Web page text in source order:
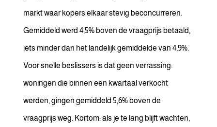
markt waar kopers elkaar stevig beconcurreren.
Gemiddeld werd 4,5% boven de vraagprijs betaald,
iets minder dan het landelijk gemiddelde van 4,9%.
Voor snelle beslissers is dat geen verrassing:
woningen die binnen een kwartaal verkocht
werden, gingen gemiddeld 5,6% boven de
vraagprijs weg. Kortom: als je te lang blijft wachten,